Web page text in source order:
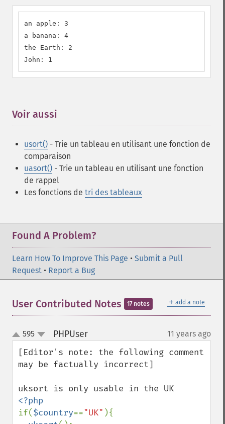
an apple: 3
a banana: 4
the Earth: 2
John: 1
Voir aussi
usort() - Trie un tableau en utilisant une fonction de
comparaison
uasort() - Trie un tableau en utilisant une fonction
de rappel
Les fonctions de tri des tableaux
Found A Problem?
Learn How To Improve This Page • Submit a Pull
Request • Report a Bug
＋ add a note
User Contributed Notes 17 notes
up
down
595 PHPUser¶ 11 years ago
[Editor's note: the following comment
may be factually incorrect]
if($country=="UK" ){